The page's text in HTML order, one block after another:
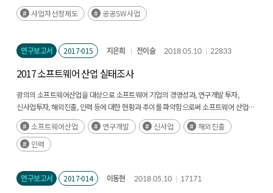
완료할 수 있는 공공SW사업자를 공정하고 투명한 절차에 따라 선정하는데 있다.(후략)
사업자선정제도 공공SW사업
연구보고서 2017-015 지은희 전이슬 2018.05.10 22833
2017 소프트웨어 산업 실태조사
광의의 소프트웨어산업을 대상으로 소프트웨어 기업의 경영성과, 연구개발 투자,
신사업투자, 해외진출, 인력 등에 대한 현황과 추이를 파악함으로써 소프트웨어 산업의
성장추이를 분석(후략)
소프트웨어산업 연구개발 신사업
해외진출
인력
연구보고서 2017-014 이동현 2018.05.10 17171